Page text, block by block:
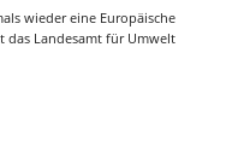
wieder eine Europäische
das Landesamt für Umwelt